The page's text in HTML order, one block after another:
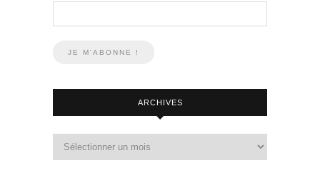
ARCHIVES